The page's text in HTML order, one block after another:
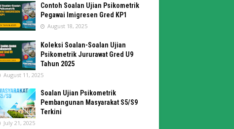
Contoh Soalan Ujian Psikometrik
Pegawai Imigresen Gred KP1
August 18, 2025
Koleksi Soalan-Soalan Ujian
Psikometrik Jururawat Gred U9
Tahun 2025
August 11, 2025
Soalan Ujian Psikometrik
Pembangunan Masyarakat S5/S9
Terkini
July 21, 2025